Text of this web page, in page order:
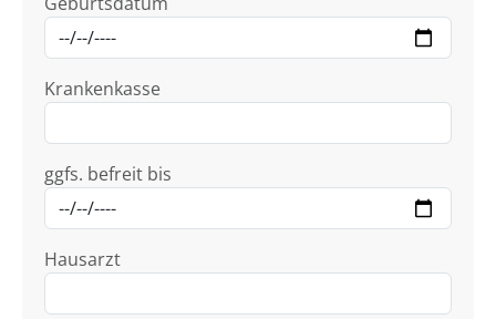
Krankenkasse
ggfs. befreit bis
Hausarzt